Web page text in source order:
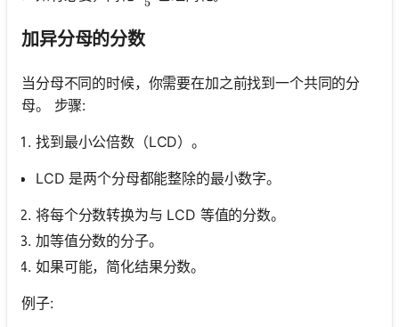
5
加异分母的分数
当分母不同的时候，你需要在加之前找到一个共同的分
母。 步骤:
找到最小公倍数（LCD）。
LCD 是两个分母都能整除的最小数字。
将每个分数转换为与 LCD 等值的分数。
加等值分数的分子。
如果可能，简化结果分数。
例子: